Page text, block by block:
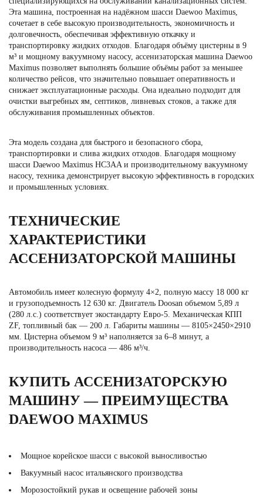
Эта машина, построенная на надёжном шасси Daewoo Maximus,
сочетает в себе высокую производительность, экономичность и
долговечность, обеспечивая эффективную откачку и
транспортировку жидких отходов. Благодаря объёму цистерны в 9
м³ и мощному вакуумному насосу, ассенизаторская машина Daewoo
Maximus позволяет выполнять большие объёмы работ за меньшее
количество рейсов, что значительно повышает оперативность и
снижает эксплуатационные расходы. Она идеально подходит для
очистки выгребных ям, септиков, ливневых стоков, а также для
обслуживания промышленных объектов.
Эта модель создана для быстрого и безопасного сбора,
транспортировки и слива жидких отходов. Благодаря мощному
шасси Daewoo Maximus HC3AA и производительному вакуумному
насосу, техника демонстрирует высокую эффективность в городских
и промышленных условиях.
ТЕХНИЧЕСКИЕ
ХАРАКТЕРИСТИКИ
АССЕНИЗАТОРСКОЙ МАШИНЫ
Автомобиль имеет колесную формулу 4×2, полную массу 18 000 кг
и грузоподъемность 12 630 кг. Двигатель Doosan объемом 5,89 л
(280 л.с.) соответствует экостандарту Евро-5. Механическая КПП
ZF, топливный бак — 200 л. Габариты машины — 8105×2450×2910
мм. Цистерна объемом 9 м³ наполняется за 6–8 минут, а
производительность насоса — 486 м³/ч.
КУПИТЬ АССЕНИЗАТОРСКУЮ
МАШИНУ — ПРЕИМУЩЕСТВА
DAEWOO MAXIMUS
Мощное корейское шасси с высокой выносливостью
Вакуумный насос итальянского производства
Морозостойкий рукав и освещение рабочей зоны